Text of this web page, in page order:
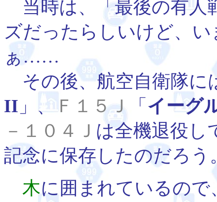
当時は、「最後の有人
ズだったらしいけど、
ぁ……
その後、航空自衛隊に
II 」、Ｆ１５Ｊ 「 イーグ
－１０４Ｊ は全機退役し
記念に保存したのだろう
木に囲まれているの